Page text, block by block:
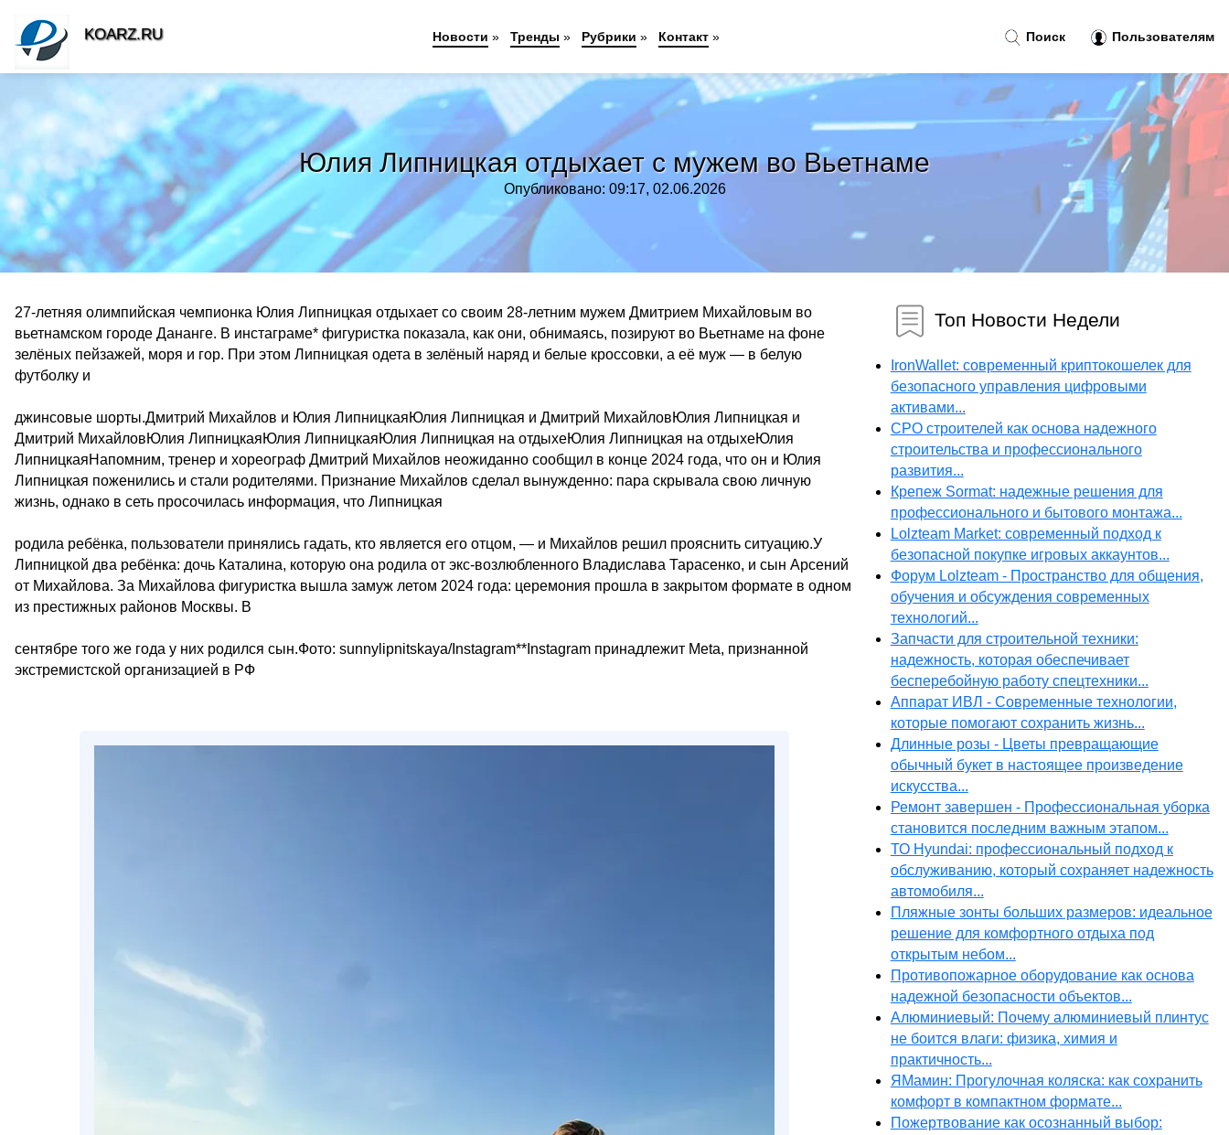
Юлия Липницкая отдыхает с мужем во Вьетнаме
Опубликовано: 09:17, 02.06.2026
27-летняя олимпийская чемпионка Юлия Липницкая отдыхает со своим 28-летним мужем Дмитрием Михайловым во
вьетнамском городе Дананге. В инстаграме* фигуристка показала, как они, обнимаясь, позируют во Вьетнаме на фоне
зелёных пейзажей, моря и гор. При этом Липницкая одета в зелёный наряд и белые кроссовки, а её муж — в белую
футболку и
джинсовые шорты.Дмитрий Михайлов и Юлия ЛипницкаяЮлия Липницкая и Дмитрий МихайловЮлия Липницкая и
Дмитрий МихайловЮлия ЛипницкаяЮлия ЛипницкаяЮлия Липницкая на отдыхеЮлия Липницкая на отдыхеЮлия
ЛипницкаяНапомним, тренер и хореограф Дмитрий Михайлов неожиданно сообщил в конце 2024 года, что он и Юлия
Липницкая поженились и стали родителями. Признание Михайлов сделал вынужденно: пара скрывала свою личную
жизнь, однако в сеть просочилась информация, что Липницкая
родила ребёнка, пользователи принялись гадать, кто является его отцом, — и Михайлов решил прояснить ситуацию.У
Липницкой два ребёнка: дочь Каталина, которую она родила от экс-возлюбленного Владислава Тарасенко, и сын Арсений
от Михайлова. За Михайлова фигуристка вышла замуж летом 2024 года: церемония прошла в закрытом формате в одном
из престижных районов Москвы. В
сентябре того же года у них родился сын.Фото: sunnylipnitskaya/Instagram**Instagram принадлежит Meta, признанной
экстремистской организацией в РФ
Топ Новости Недели
IronWallet: современный криптокошелек для
безопасного управления цифровыми
активами...
СРО строителей как основа надежного
строительства и профессионального
развития...
Крепеж Sormat: надежные решения для
профессионального и бытового монтажа...
Lolzteam Market: современный подход к
безопасной покупке игровых аккаунтов...
Форум Lolzteam - Пространство для общения,
обучения и обсуждения современных
технологий...
Запчасти для строительной техники:
надежность, которая обеспечивает
бесперебойную работу спецтехники...
Аппарат ИВЛ - Современные технологии,
которые помогают сохранить жизнь...
Длинные розы - Цветы превращающие
обычный букет в настоящее произведение
искусства...
Ремонт завершен - Профессиональная уборка
становится последним важным этапом...
ТО Hyundai: профессиональный подход к
обслуживанию, который сохраняет надежность
автомобиля...
Пляжные зонты больших размеров: идеальное
решение для комфортного отдыха под
открытым небом...
Противопожарное оборудование как основа
надежной безопасности объектов...
Алюминиевый: Почему алюминиевый плинтус
не боится влаги: физика, химия и
практичность...
ЯМамин: Прогулочная коляска: как сохранить
комфорт в компактном формате...
Пожертвование как осознанный выбор:
Поиск Пользователям
KOARZ.RU Новости » Тренды » Рубрики » Контакт »